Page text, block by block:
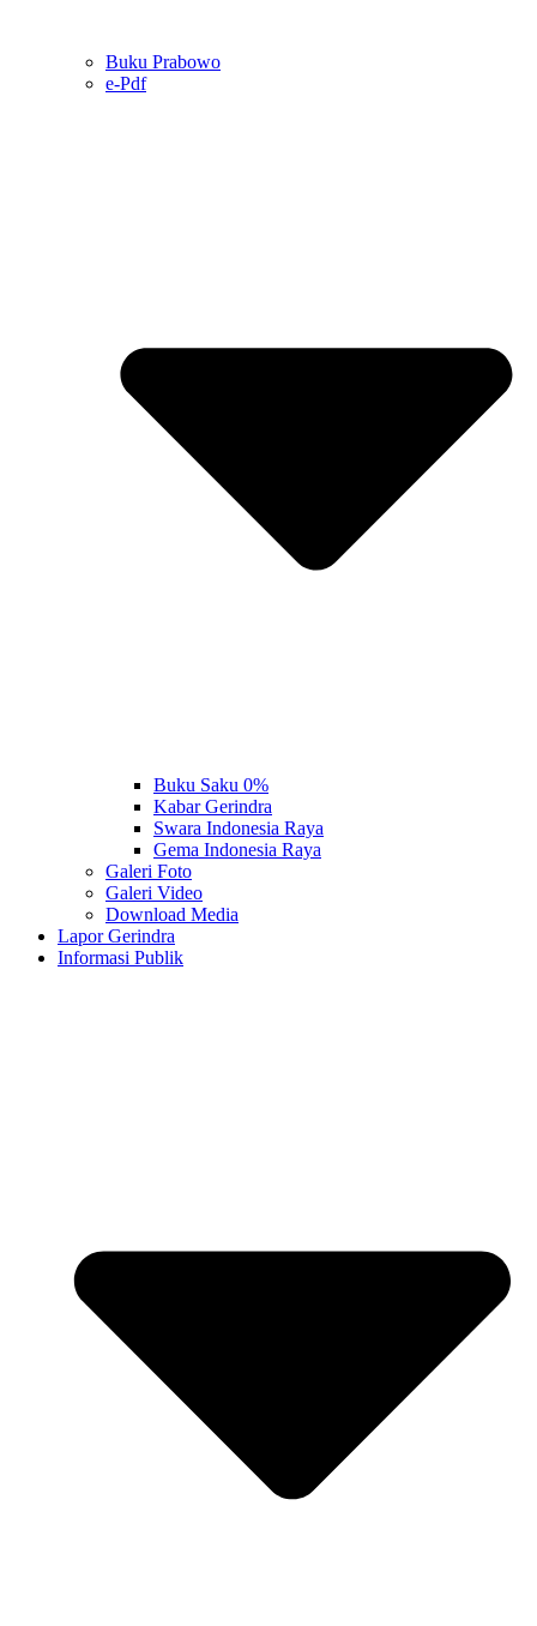
Buku Prabowo
e-Pdf
Buku Saku 0%
Kabar Gerindra
Swara Indonesia Raya
Gema Indonesia Raya
Galeri Foto
Galeri Video
Download Media
Lapor Gerindra
Informasi Publik